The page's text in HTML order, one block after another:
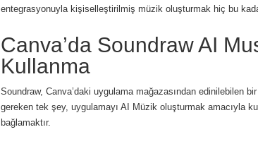
entegrasyonuyla kişiselleştirilmiş müzik oluşturmak hiç bu
Canva’da Soundraw AI
Kullanma
Soundraw, Canva’daki uygulama mağazasından edinilebilen
gereken tek şey, uygulamayı AI Müzik oluşturmak amacıyla
bağlamaktır.